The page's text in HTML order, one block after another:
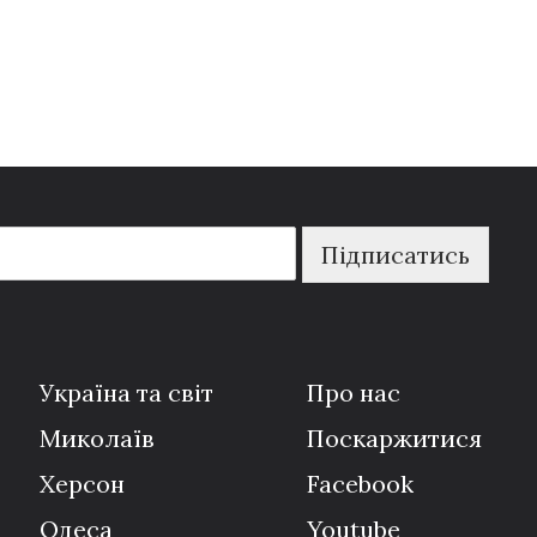
Підписатись
Україна та світ
Миколаїв
Херсон
Одеса
Про нас
Поскаржитися
Facebook
Youtube